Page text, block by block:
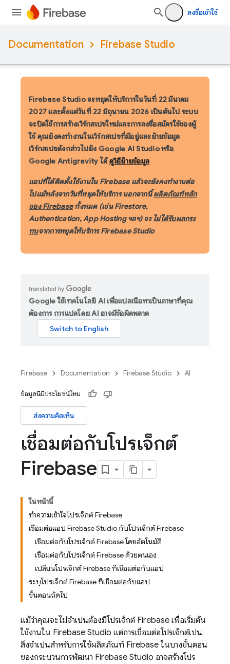
ลงชื่อเข้าใช้
Documentation Firebase Studio
Firebase Studio จะหยุดให้บริการในวันที่ 22 มีนาคม
2027และตั้งแต่วันที่ 22 มิถุนายน 2026 เป็นต้นไป ระบบ
จะปิดใช้การสร้างเวิร์กสเปซใหม่และการลงชื่อสมัครใช้ของผู้
ใช้ คุณยังคงทำงานในเวิร์กสเปซที่มีอยู่และย้ายข้อมูล
เวิร์กสเปซดังกล่าวไปยัง Google AI Studio หรือ
Google Antigravity ได้ดูวิธีย้ายข้อมูล
แอปที่ได้ติดตั้งใช้งานใน Firebase แล้วจะยังคงทำงานต่อ
ไปแม้หลังจากวันที่หยุดให้บริการ นอกจากนี้ผลิตภัณฑ์หลัก
ของ Firebaseทั้งหมด (เช่น Firestore,
Authentication, App Hosting ฯลฯ) จะไม่ได้รับผลกระ
ทบจากการหยุดให้บริการ Firebase Studio
Google ใช้เทคโนโลยี AI เพื่อแปลเนื้อหาเป็นภาษาที่คุณ
ต้องการ การแปลโดย AI อาจมีข้อผิดพลาด
Firebase Documentation Firebase Studio AI
ข้อมูลนี้มีประโยชน์ไหม
ส่งความคิดเห็น
เชื่อมต่อกับโปรเจ็กต์
Firebase
ในหน้านี้
ทําความเข้าใจโปรเจ็กต์ Firebase
เชื่อมต่อแอป Firebase Studio กับโปรเจ็กต์ Firebase
เชื่อมต่อกับโปรเจ็กต์ Firebase โดยอัตโนมัติ
เชื่อมต่อกับโปรเจ็กต์ Firebase ด้วยตนเอง
เปลี่ยนโปรเจ็กต์ Firebase ที่เชื่อมต่อกับแอป
ระบุโปรเจ็กต์ Firebase ที่เชื่อมต่อกับแอป
ขั้นตอนถัดไป
แม้ว่าคุณจะไม่จําเป็นต้องมีโปรเจ็กต์ Firebase เพื่อเริ่มต้น
ใช้งานใน Firebase Studio แต่การเชื่อมต่อโปรเจ็กต์เป็น
สิ่งจําเป็นสําหรับการใช้ผลิตภัณฑ์ Firebase ในบางขั้นตอน
ของกระบวนการพัฒนา Firebase Studio อาจสร้างโปร